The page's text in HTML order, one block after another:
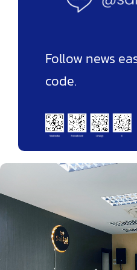
Follow news
code.